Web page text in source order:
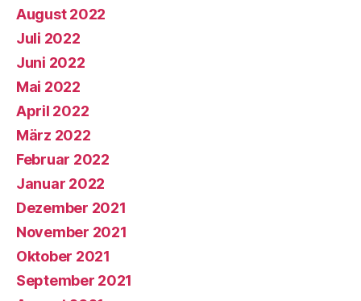
August 2022
Juli 2022
Juni 2022
Mai 2022
April 2022
März 2022
Februar 2022
Januar 2022
Dezember 2021
November 2021
Oktober 2021
September 2021